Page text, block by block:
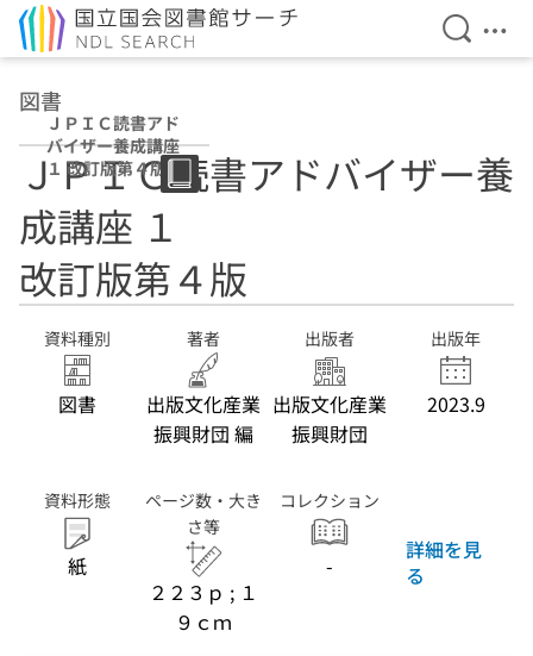
検索を
メ
図書
ＪＰＩＣ読書アド
バイザー養成講座
１ 改訂版第４版
ＪＰＩＣ読書アドバイザー養
成講座 １
改訂版第４版
資料種別
図書
著者
出版文化産業
振興財団 編
出版者
出版文化産業
振興財団
出版年
2023.9
資料形態
紙
ページ数・大き
さ等
２２３ｐ ; １
９ｃｍ
コレクション
-
詳細を見
る